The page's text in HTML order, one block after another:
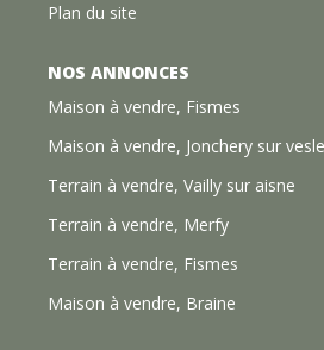
Plan du site
NOS ANNONCES
Maison à vendre, Fismes
Maison à vendre, Jonchery sur vesle
Terrain à vendre, Vailly sur aisne
Terrain à vendre, Merfy
Terrain à vendre, Fismes
Maison à vendre, Braine